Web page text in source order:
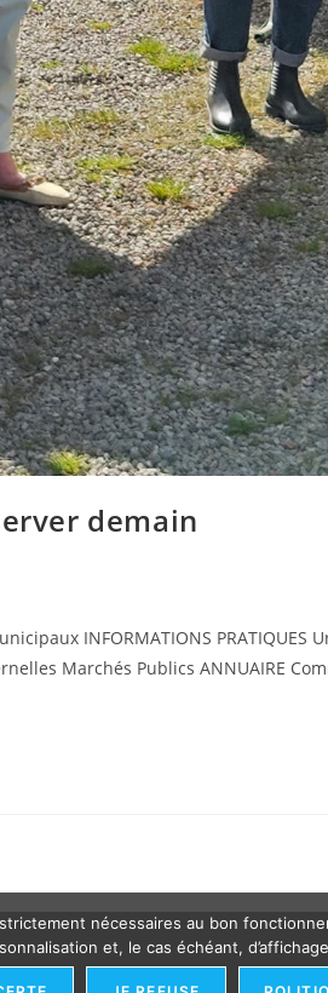
demain
INFORMATIONS PRATIQUES
Marchés Publics ANNUAIRE
nécessaires au bon
et, le cas échéant,